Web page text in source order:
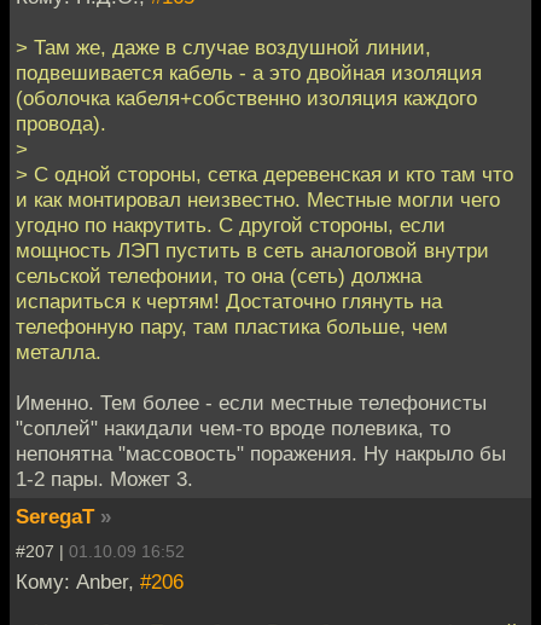
> Там же, даже в случае воздушной линии,
подвешивается кабель - а это двойная изоляция
(оболочка кабеля+собственно изоляция каждого
провода).
>
> С одной стороны, сетка деревенская и кто там что
и как монтировал неизвестно. Местные могли чего
угодно по накрутить. С другой стороны, если
мощность ЛЭП пустить в сеть аналоговой внутри
сельской телефонии, то она (сеть) должна
испариться к чертям! Достаточно глянуть на
телефонную пару, там пластика больше, чем
металла.
Именно. Тем более - если местные телефонисты
"соплей" накидали чем-то вроде полевика, то
непонятна "массовость" поражения. Ну накрыло бы
1-2 пары. Может 3.
SeregaT »
#207 | 01.10.09 16:52
Кому: Anber, #206